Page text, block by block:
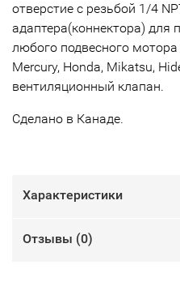
отверстие с резьбой 1/4
адаптера(коннектора) для
любого подвесного
Mercury, Honda, Mikatsu,
вентиляционный клапан.
Сделано в Канаде.
Характеристики
Отзывы (0)